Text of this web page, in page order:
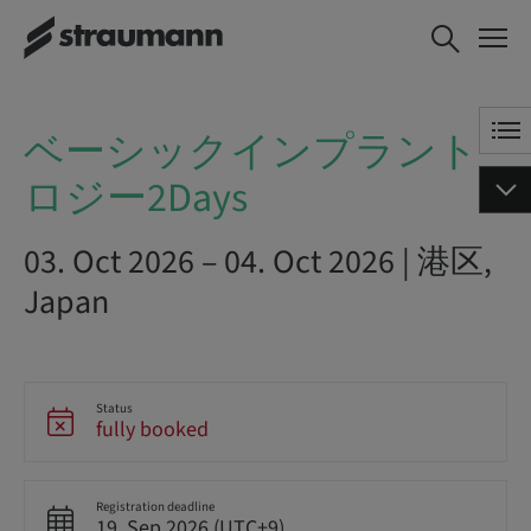
ベーシックインプラントロジー2Days
ベーシックインプラント
ロジー2Days
03. Oct 2026 – 04. Oct 2026 | 港区,
Japan
Status
fully booked
Registration deadline